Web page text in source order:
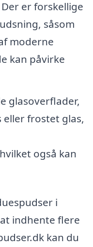
Der er forskellige
såsom
moderne
kan påvirke
glasoverflader,
eller frostet glas,
også kan
i
indhente flere
kan du